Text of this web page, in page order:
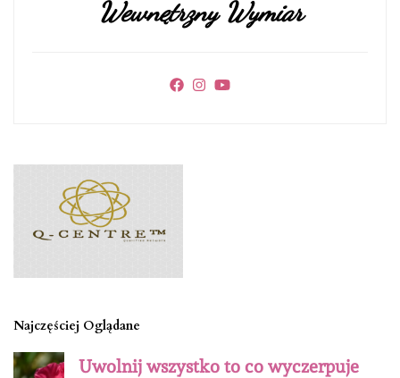
Wewnętrzny Wymiar
Najczęściej Oglądane
Uwolnij wszystko to co wyczerpuje